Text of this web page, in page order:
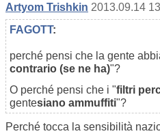
Artyom Trishkin 2013.09.14
FAGOTT:
perché pensi che la gente
contrario (se ne ha)"?
O perché pensi che i "filtri
gentesiano ammuffiti"?
Perché tocca la sensibilità